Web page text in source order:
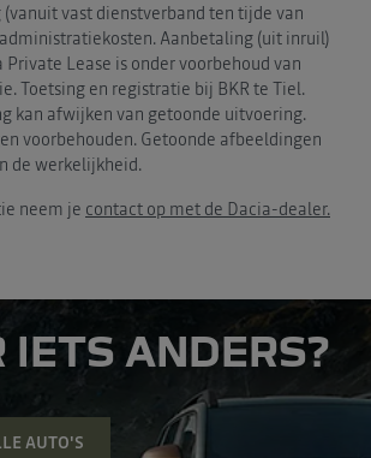
vast dienstverband ten tijde van
Aanbetaling (uit inruil)
Lease is onder voorbehoud van
Toetsing en registratie bij BKR te Tiel.
kan afwijken van getoonde uitvoering.
voorbehouden. Getoonde afbeeldingen
de werkelijkheid.
neem je contact op met de Dacia-dealer.
IETS ANDERS?
AUTO'S